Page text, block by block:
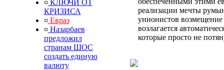
¤ КЛЮЧИ ОТ
КРИЗИСА
¤ Евраз
¤ Назарбаев
предложил
странам ШОС
создать единую
валюту
реализации мечты
унионистов возмещение
возлагается
которые просто не